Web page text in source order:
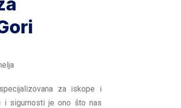
za iskope i
i sigurnosti je ono što nas